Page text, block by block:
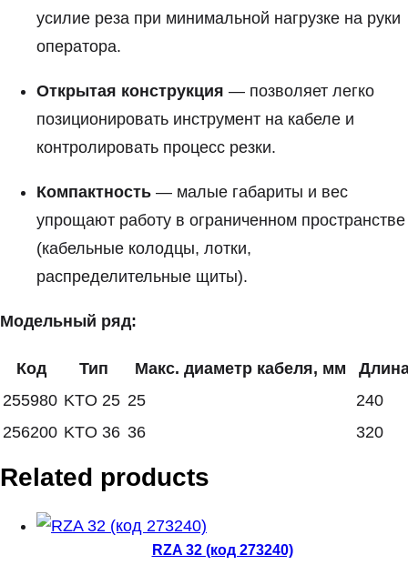
усилие реза при минимальной нагрузке на руки
оператора.
Открытая конструкция — позволяет легко
позиционировать инструмент на кабеле и
контролировать процесс резки.
Компактность — малые габариты и вес
упрощают работу в ограниченном пространстве
(кабельные колодцы, лотки,
распределительные щиты).
Модельный ряд:
Код Тип Макс. диаметр кабеля, мм
255980 KTO 25 25
240
256200 KTO 36 36 320
Related products
RZA 32 (код 273240)